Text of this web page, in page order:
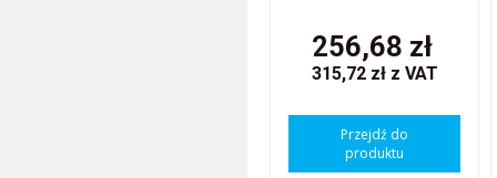
256,68 zł
315,72 zł z VAT
Przejdź do
produktu